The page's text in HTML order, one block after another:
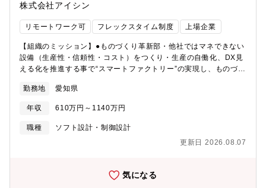
す。車載半導体を軸に、社内外の関係者とのシナジー効果をもた
らし、自動車業界のサプライチェーン全体を牽引していくエキス
パート部隊です。【やりがい】トヨタの未来を支えるSDVの実現
ードすることで、自動車業界全体に貢献できるやりがいのある仕
事です。【PR】お客様へ魅力あるクルマを提供するための機能進
化を支える先端半導体の先行開発として、我々のグループはその
先頭に立って業務を推進していきます。【採用の背景】自動車会
ドが激化しており、社外からの即戦力が必要となってます。
株式会社アイシン
リモートワーク可 フレックスタイム制度 上場企業
【組織のミッション】●ものづくり革新部・他社ではマネできない
設備（生産性・信頼性・コスト）をつくり・生産の自働化、DX見
える化を推進する事で“スマートファクトリー”の実現し、ものづく
での技術革新により圧倒的な競争力をもつ物流工程を作り上げる
【募集背景】私たちは、生産革新により”ものづくり”の場を変革
し、誰もが安心・快適に働ける工場環境を目指しています。そこ
で、自社開発によるロボット（パレタイズロボ、デパレタイズロ
い物流作業者ゼロに取り組んでいます。一緒に”夢のあるスマート
募集します。【業務のやりがい】・最先端の競争力のある工場づ
くりに貢献できます。・自働化技術の企画開発から実装まで一貫
勤務地 愛知県
年収 610万円～1140万円
職種
ソフト設計・制御設計
更新日 2026.08.07
気になる